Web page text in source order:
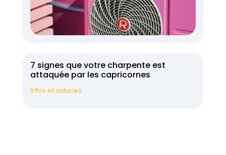
7 signes que votre charpente est
attaquée par les capricornes
Infos et astuces